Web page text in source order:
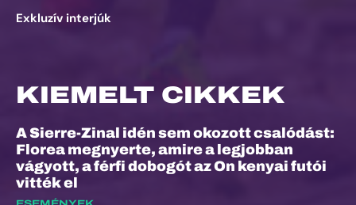
Exkluzív interjúk
KIEMELT CIKKEK
A Sierre-Zinal idén sem okozott csalódást:
Florea megnyerte, amire a legjobban
vágyott, a férfi dobogót az On kenyai futói
vitték el